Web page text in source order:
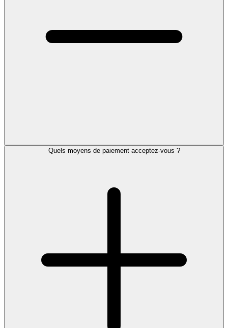
Quels moyens de paiement acceptez-vous ?